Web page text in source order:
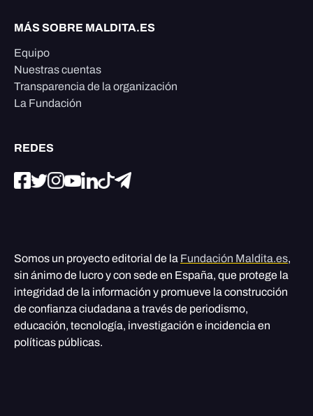
MÁS SOBRE MALDITA.ES
Equipo
Nuestras cuentas
Transparencia de la organización
La Fundación
REDES
Somos un proyecto editorial de la Fundación Maldita.es,
sin ánimo de lucro y con sede en España, que protege la
integridad de la información y promueve la construcción
de confianza ciudadana a través de periodismo,
educación, tecnología, investigación e incidencia en
políticas públicas.